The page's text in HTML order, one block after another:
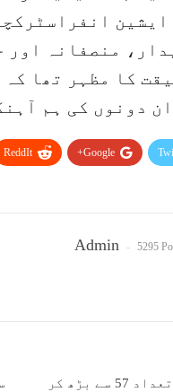
منصفانہ
کا مظہر تھا
دونوں کی ہم
Google+
ReddIt
Admin 5295
اے آئی آئی بی کے ارکان کی تعداد 57 سے بڑھ کر